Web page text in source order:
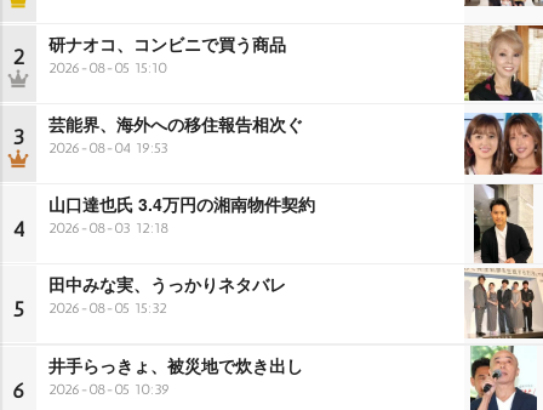
2 研ナオコ、コンビニで買う商品
2026-08-05 15:10
3 芸能界、海外への移住報告相次ぐ
2026-08-04 19:53
4
山口達也氏 3.4万円の湘南物件契約
2026-08-03 12:18
5
田中みな実、うっかりネタバレ
2026-08-05 15:32
6
井手らっきょ、被災地で炊き出し
2026-08-05 10:39